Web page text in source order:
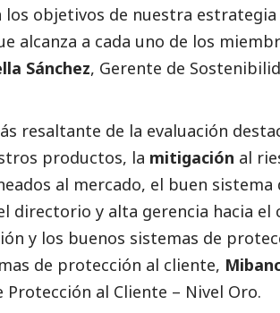
los objetivos de nuestra estrategia
alcanza a cada uno de los
Sánchez, Gerente de
resaltante de la evaluación
productos, la mitigación al
al mercado, el buen sistema
directorio y alta gerencia hacia
y los buenos sistemas de
de protección al cliente,
Protección al Cliente – Nivel Oro.